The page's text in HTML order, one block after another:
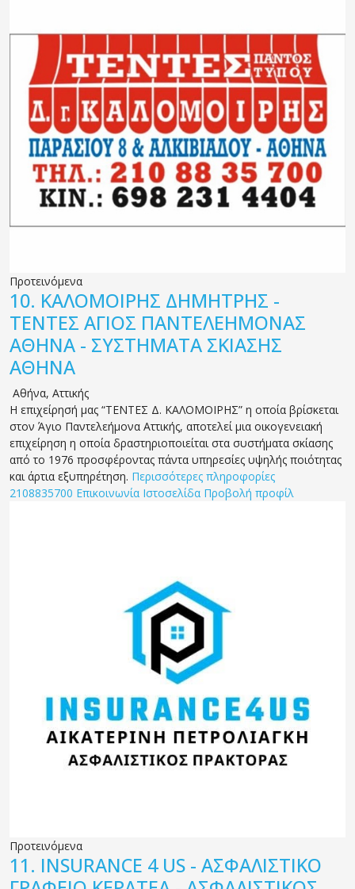
Προτεινόμενα
10. ΚΑΛΟΜΟΙΡΗΣ ΔΗΜΗΤΡΗΣ -
ΤΕΝΤΕΣ ΑΓΙΟΣ ΠΑΝΤΕΛΕΗΜΟΝΑΣ
ΑΘΗΝΑ - ΣΥΣΤΗΜΑΤΑ ΣΚΙΑΣΗΣ
ΑΘΗΝΑ
Αθήνα, Αττικής
Η επιχείρησή μας “ΤΕΝΤΕΣ Δ. ΚΑΛΟΜΟΙΡΗΣ” η οποία βρίσκεται
στον Άγιο Παντελεήμονα Αττικής, αποτελεί μια οικογενειακή
επιχείρηση η οποία δραστηριοποιείται στα συστήματα σκίασης
από το 1976 προσφέροντας πάντα υπηρεσίες υψηλής ποιότητας
και άρτια εξυπηρέτηση. Περισσότερες πληροφορίες
2108835700 Επικοινωνία Ιστοσελίδα Προβολή προφίλ
Προτεινόμενα
11. INSURANCE 4 US - ΑΣΦΑΛΙΣΤΙΚΟ